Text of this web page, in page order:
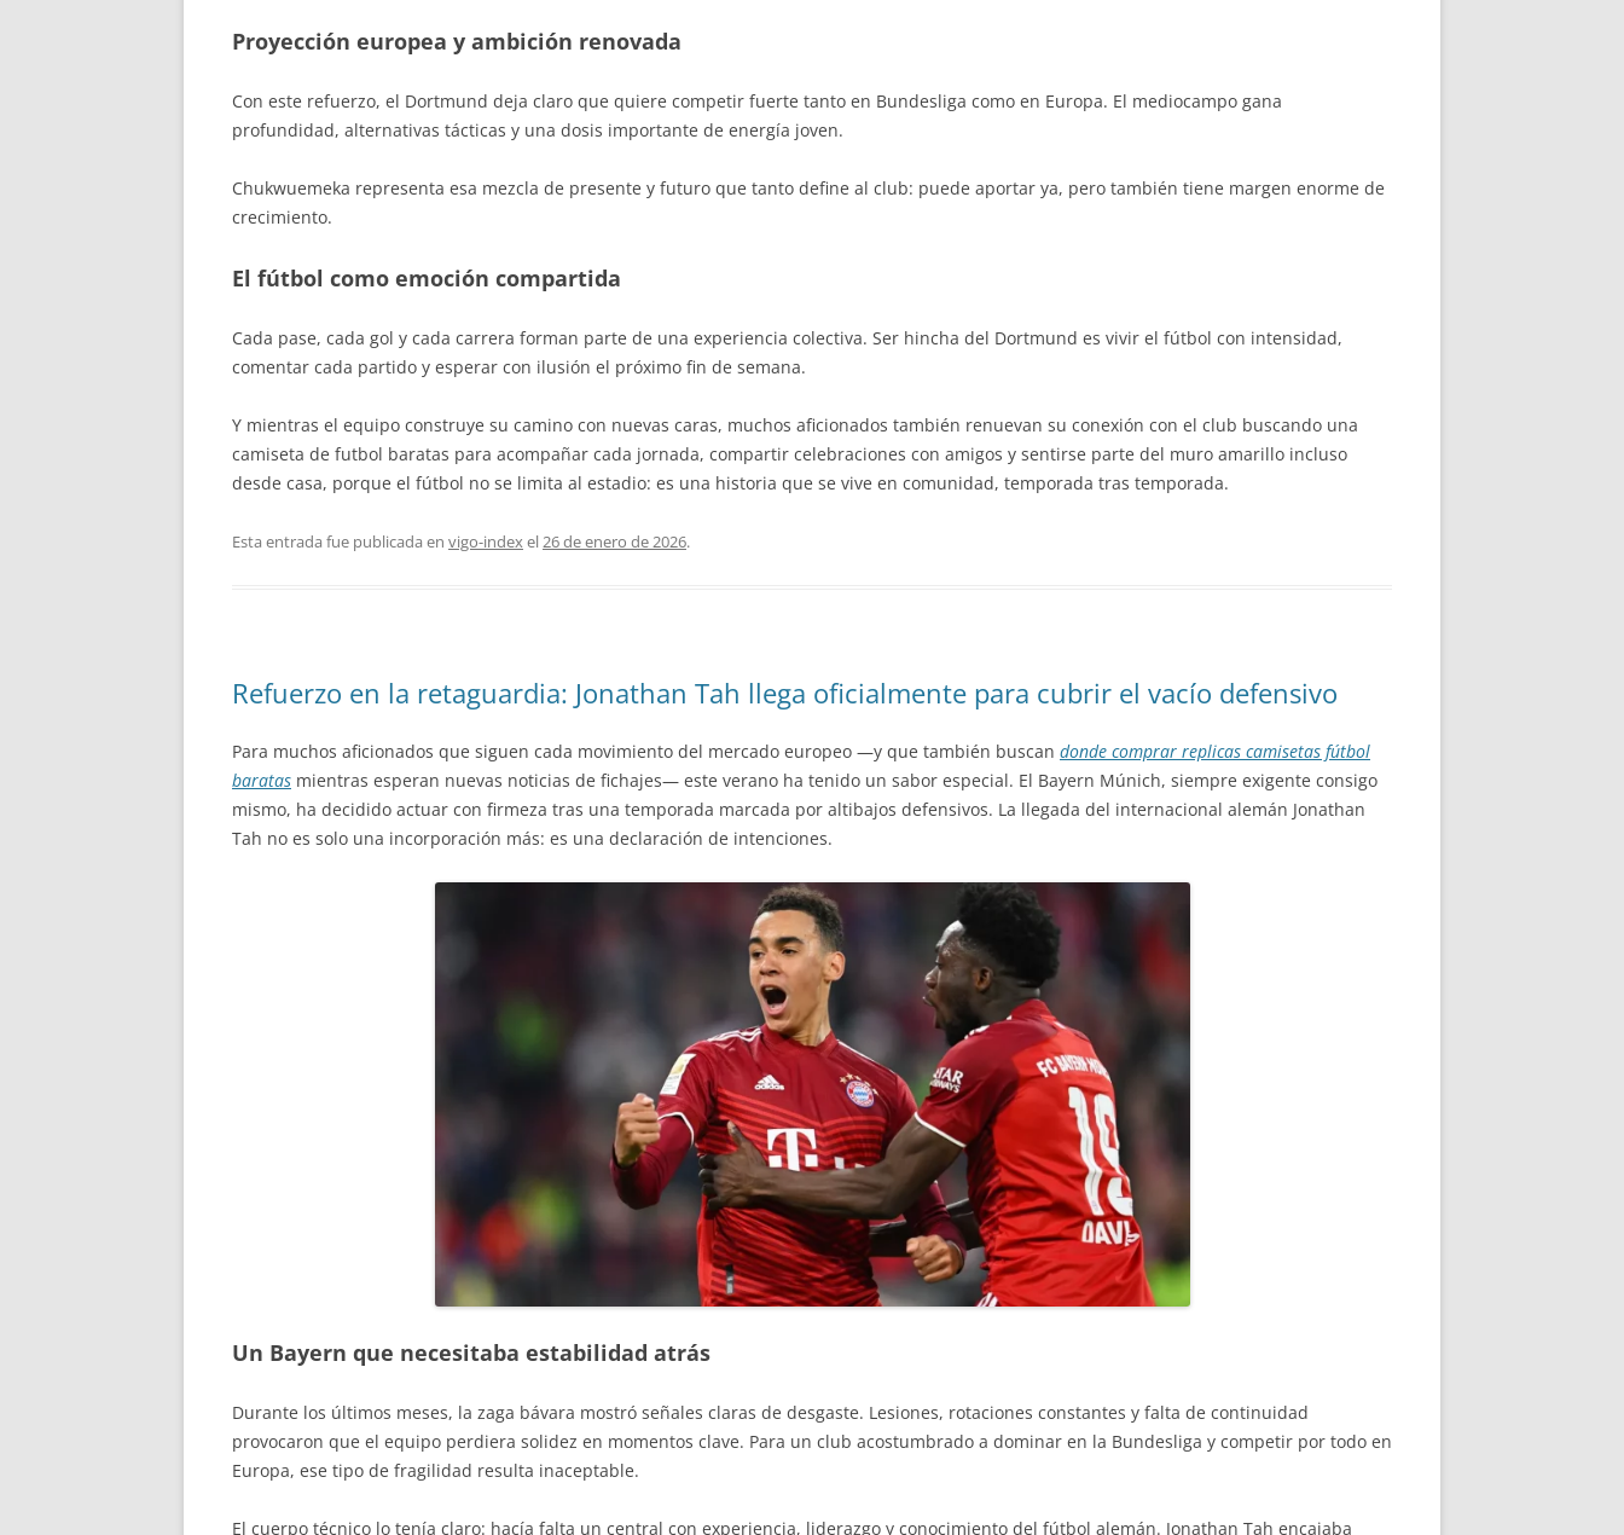
Proyección europea y ambición renovada
Con este refuerzo, el Dortmund deja claro que quiere competir fuerte tanto en Bundesliga como en Europa. El mediocampo gana
profundidad, alternativas tácticas y una dosis importante de energía joven.
Chukwuemeka representa esa mezcla de presente y futuro que tanto define al club: puede aportar ya, pero también tiene margen enorme de
crecimiento.
El fútbol como emoción compartida
Cada pase, cada gol y cada carrera forman parte de una experiencia colectiva. Ser hincha del Dortmund es vivir el fútbol con intensidad,
comentar cada partido y esperar con ilusión el próximo fin de semana.
Y mientras el equipo construye su camino con nuevas caras, muchos aficionados también renuevan su conexión con el club buscando una
camiseta de futbol baratas para acompañar cada jornada, compartir celebraciones con amigos y sentirse parte del muro amarillo incluso
desde casa, porque el fútbol no se limita al estadio: es una historia que se vive en comunidad, temporada tras temporada.
Esta entrada fue publicada en vigo-indexel26 de enero de 2026.
Refuerzo en la retaguardia: Jonathan Tah llega oficialmente para cubrir el vacío defensivo
Para muchos aficionados que siguen cada movimiento del mercado europeo —y que también buscan donde comprar replicas camisetas fútbol
baratas mientras esperan nuevas noticias de fichajes— este verano ha tenido un sabor especial. El Bayern Múnich, siempre exigente consigo
mismo, ha decidido actuar con firmeza tras una temporada marcada por altibajos defensivos. La llegada del internacional alemán Jonathan
Tah no es solo una incorporación más: es una declaración de intenciones.
Un Bayern que necesitaba estabilidad atrás
Durante los últimos meses, la zaga bávara mostró señales claras de desgaste. Lesiones, rotaciones constantes y falta de continuidad
provocaron que el equipo perdiera solidez en momentos clave. Para un club acostumbrado a dominar en la Bundesliga y competir por todo en
Europa, ese tipo de fragilidad resulta inaceptable.
El cuerpo técnico lo tenía claro: hacía falta un central con experiencia, liderazgo y conocimiento del fútbol alemán. Jonathan Tah encajaba